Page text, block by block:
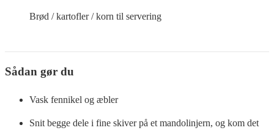
Brød / kartofler / korn til servering
Sådan gør du
Vask fennikel og æbler
Snit begge dele i fine skiver på et mandolinjern, og kom det